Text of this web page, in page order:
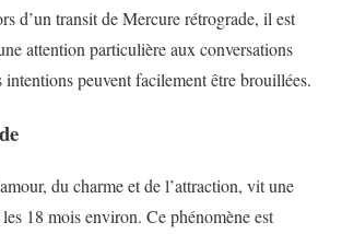
d’un transit de Mercure rétrograde, il est
attention particulière aux conversations
intentions peuvent facilement être brouillées.
du charme et de l’attraction, vit une
18 mois environ. Ce phénomène est